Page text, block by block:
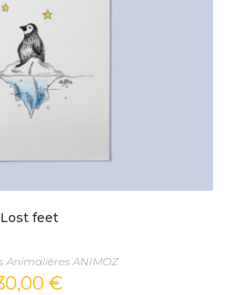
Lost feet
Animalières ANIMOZ
€